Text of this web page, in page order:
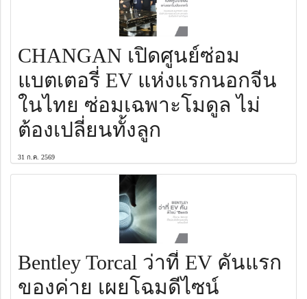
CHANGAN เปิดศูนย์ซ่อม
แบตเตอรี่ EV แห่งแรกนอกจีน
ในไทย ซ่อมเฉพาะโมดูล ไม่
ต้องเปลี่ยนทั้งลูก
31 ก.ค. 2569
Bentley Torcal ว่าที่ EV คันแรก
ของค่าย เผยโฉมดีไซน์